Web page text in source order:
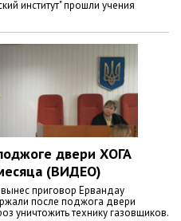
институт" прошли учения
двери ХОГА
(ВИДЕО)
приговор Ервандау
после поджога двери
уничтожить технику газовщиков.